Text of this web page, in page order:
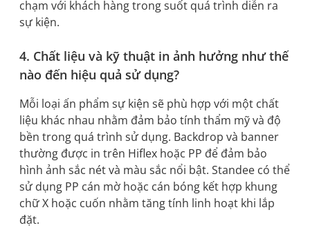
chạm với khách hàng trong suốt quá trình diễn ra
sự kiện.
4. Chất liệu và kỹ thuật in ảnh hưởng như thế
nào đến hiệu quả sử dụng?
Mỗi loại ấn phẩm sự kiện sẽ phù hợp với một chất
liệu khác nhau nhằm đảm bảo tính thẩm mỹ và độ
bền trong quá trình sử dụng. Backdrop và banner
thường được in trên Hiflex hoặc PP để đảm bảo
hình ảnh sắc nét và màu sắc nổi bật. Standee có thể
sử dụng PP cán mờ hoặc cán bóng kết hợp khung
chữ X hoặc cuốn nhằm tăng tính linh hoạt khi lắp
đặt.